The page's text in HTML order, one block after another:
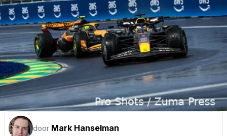
door Mark Hanselman